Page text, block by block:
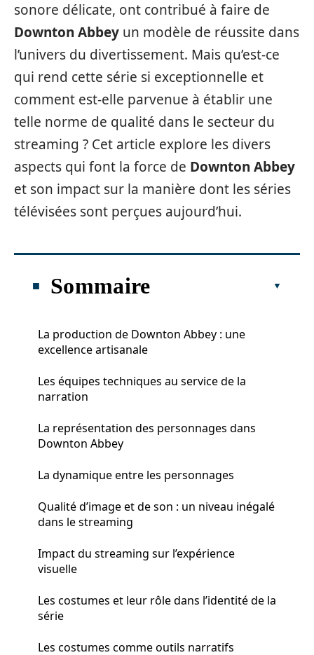
sonore délicate, ont contribué à faire de
Downton Abbey un modèle de réussite dans
l’univers du divertissement. Mais qu’est-ce
qui rend cette série si exceptionnelle et
comment est-elle parvenue à établir une
telle norme de qualité dans le secteur du
streaming ? Cet article explore les divers
aspects qui font la force de Downton Abbey
et son impact sur la manière dont les séries
télévisées sont perçues aujourd’hui.
Sommaire
La production de Downton Abbey : une
excellence artisanale
Les équipes techniques au service de la
narration
La représentation des personnages dans
Downton Abbey
La dynamique entre les personnages
Qualité d’image et de son : un niveau inégalé
dans le streaming
Impact du streaming sur l’expérience
visuelle
Les costumes et leur rôle dans l’identité de la
série
Les costumes comme outils narratifs